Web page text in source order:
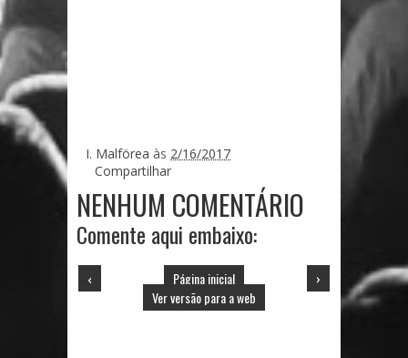
I. Malförea às 2/16/2017
Compartilhar
NENHUM COMENTÁRIO
Comente aqui embaixo:
‹ ›
Página inicial
Ver versão para a web